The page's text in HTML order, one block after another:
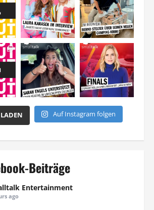
Auf Instagram folgen
Beiträge
Entertainment
ago